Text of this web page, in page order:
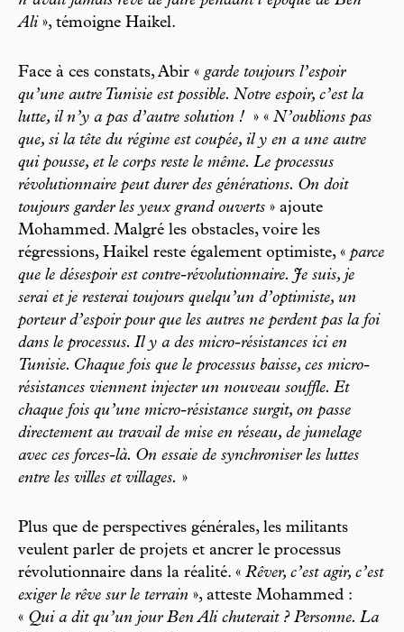
Ali », témoigne Haikel.
Face à ces constats, Abir « garde toujours l’espoir
qu’une autre Tunisie est possible. Notre espoir, c’est la
lutte, il n’y a pas d’autre solution ! » « N’oublions pas
que, si la tête du régime est coupée, il y en a une autre
qui pousse, et le corps reste le même. Le processus
révolutionnaire peut durer des générations. On doit
toujours garder les yeux grand ouverts » ajoute
Mohammed. Malgré les obstacles, voire les
régressions, Haikel reste également optimiste, « parce
que le désespoir est contre-révolutionnaire. Je suis, je
serai et je resterai toujours quelqu’un d’optimiste, un
porteur d’espoir pour que les autres ne perdent pas la foi
dans le processus. Il y a des micro-résistances ici en
Tunisie. Chaque fois que le processus baisse, ces micro-
résistances viennent injecter un nouveau souffle. Et
chaque fois qu’une micro-résistance surgit, on passe
directement au travail de mise en réseau, de jumelage
avec ces forces-là. On essaie de synchroniser les luttes
entre les villes et villages. »
Plus que de perspectives générales, les militants
veulent parler de projets et ancrer le processus
révolutionnaire dans la réalité. « Rêver, c’est agir, c’est
exiger le rêve sur le terrain », atteste Mohammed :
« Qui a dit qu’un jour Ben Ali chuterait ? Personne. La